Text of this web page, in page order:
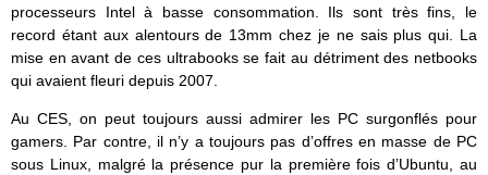
processeurs Intel à basse consommation. Ils sont très fins, le
record étant aux alentours de 13mm chez je ne sais plus qui. La
mise en avant de ces ultrabooks se fait au détriment des netbooks
qui avaient fleuri depuis 2007.
Au CES, on peut toujours aussi admirer les PC surgonflés pour
gamers. Par contre, il n’y a toujours pas d’offres en masse de PC
sous Linux, malgré la présence pur la première fois d’Ubuntu, au